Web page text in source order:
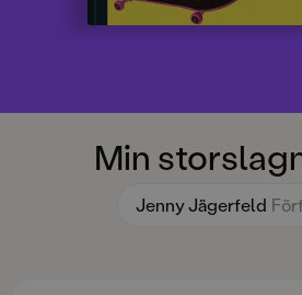
Min
Jenny Jägerfeld